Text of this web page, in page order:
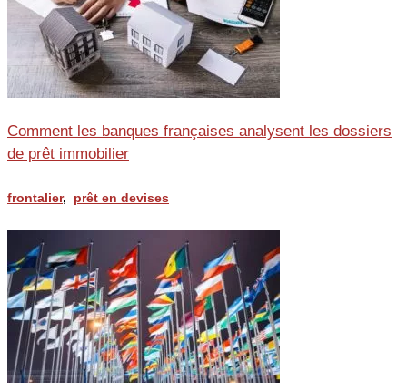
Comment les banques françaises analysent les dossiers
de prêt immobilier
frontalier, prêt en devises